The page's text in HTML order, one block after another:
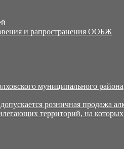
и рапространения ООБЖ
муниципального района
розничная продажа
территорий, на